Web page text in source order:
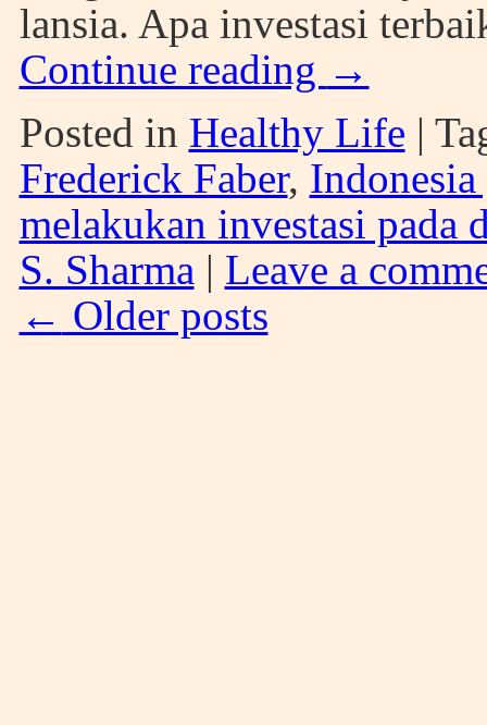
lansia. Apa investasi
Continue reading →
Posted in Healthy Life |
Frederick Faber,
melakukan investasi pada
S. Sharma | Leave a
← Older posts